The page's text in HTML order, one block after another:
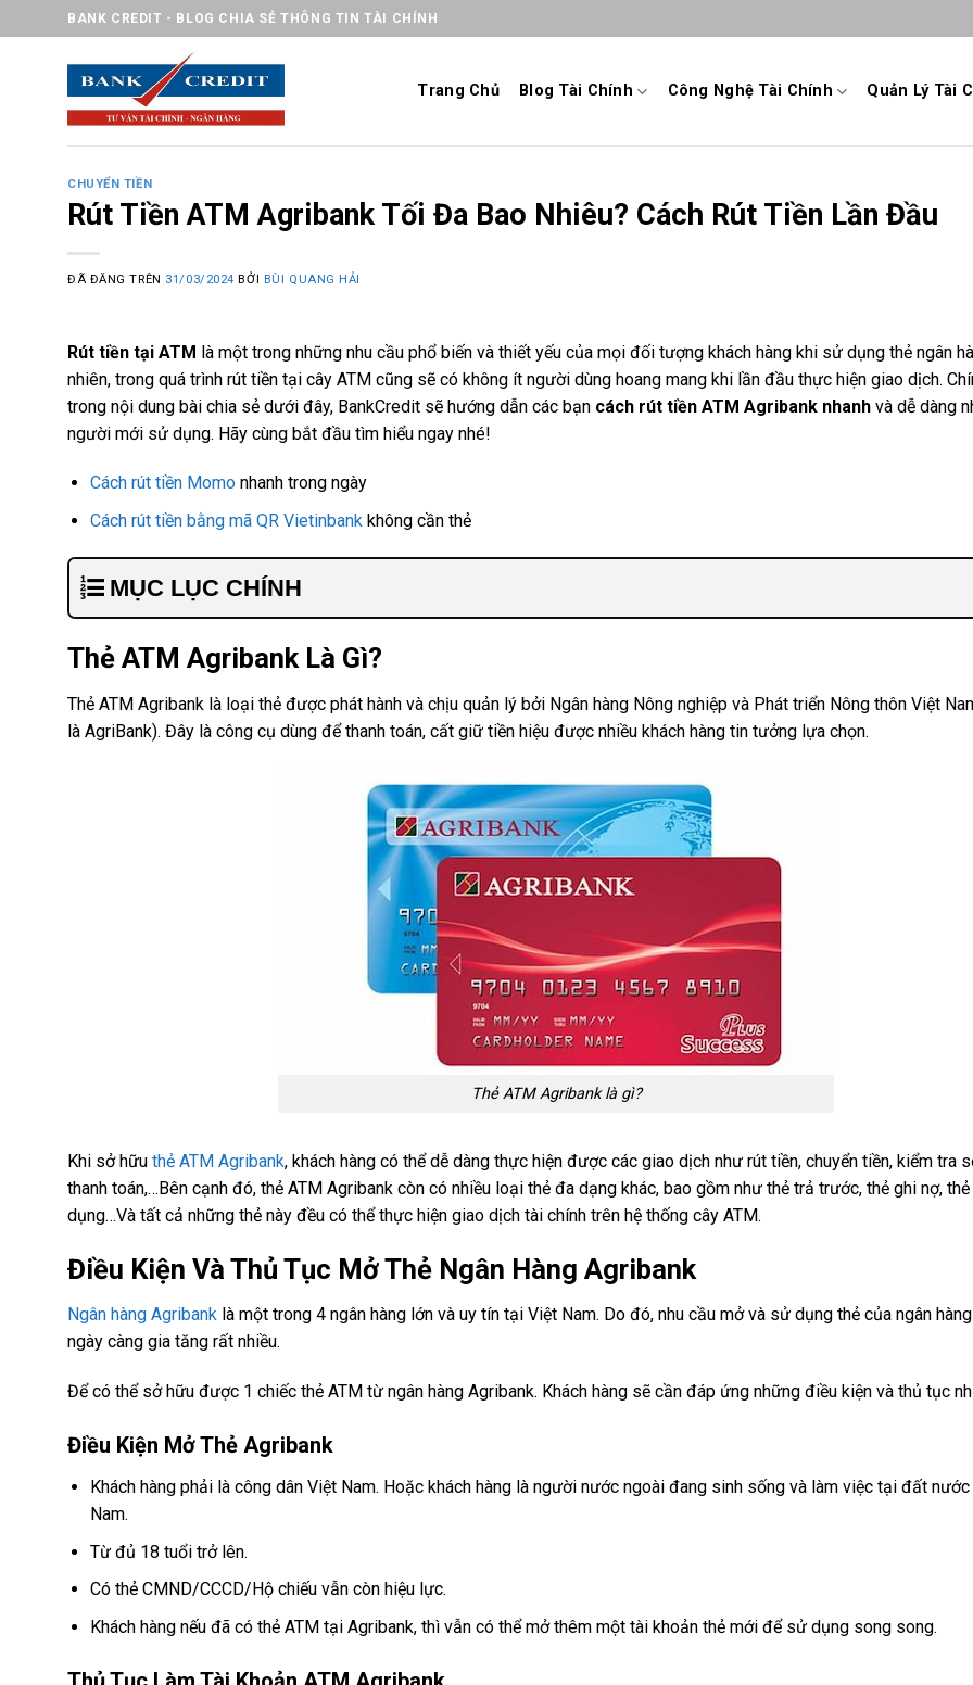
đến
BANK CREDIT - BLOG CHIA SẺ THÔNG TIN TÀI CHÍNH
Trang Chủ Blog Tài Chính Công Nghệ Tài Chính Quản Lý Tài
CHUYỂN TIỀN
Rút Tiền ATM Agribank Tối Đa Bao Nhiêu? Cách Rút Tiền Lần Đầu
ĐÃ ĐĂNG TRÊN 31/03/2024 BỞI BÙI QUANG HẢI
Rút tiền tại ATM là một trong những nhu cầu phổ biến và thiết yếu của mọi đối tượng khách hàng khi sử dụng thẻ ngân
nhiên, trong quá trình rút tiền tại cây ATM cũng sẽ có không ít người dùng hoang mang khi lần đầu thực hiện giao dịch.
trong nội dung bài chia sẻ dưới đây, BankCredit sẽ hướng dẫn các bạn cách rút tiền ATM Agribank nhanh và dễ dàng
người mới sử dụng. Hãy cùng bắt đầu tìm hiểu ngay nhé!
Cách rút tiền Momonhanh trong ngày
Cách rút tiền bằng mã QR Vietinbankkhông cần thẻ
MỤC LỤC CHÍNH
Thẻ ATM Agribank Là Gì?
Thẻ ATM Agribank là loại thẻ được phát hành và chịu quản lý bởi Ngân hàng Nông nghiệp và Phát triển Nông thôn Việt
là AgriBank). Đây là công cụ dùng để thanh toán, cất giữ tiền hiệu được nhiều khách hàng tin tưởng lựa chọn.
Thẻ ATM Agribank là gì?
Khi sở hữu thẻ ATM Agribank, khách hàng có thể dễ dàng thực hiện được các giao dịch như rút tiền, chuyển tiền, kiểm tra
thanh toán,…Bên cạnh đó, thẻ ATM Agribank còn có nhiều loại thẻ đa dạng khác, bao gồm như thẻ trả trước, thẻ ghi nợ,
dụng…Và tất cả những thẻ này đều có thể thực hiện giao dịch tài chính trên hệ thống cây ATM.
Điều Kiện Và Thủ Tục Mở Thẻ Ngân Hàng Agribank
Ngân hàng Agribank là một trong 4 ngân hàng lớn và uy tín tại Việt Nam. Do đó, nhu cầu mở và sử dụng thẻ của ngân
ngày càng gia tăng rất nhiều.
Để có thể sở hữu được 1 chiếc thẻ ATM từ ngân hàng Agribank. Khách hàng sẽ cần đáp ứng những điều kiện và thủ tục
Điều Kiện Mở Thẻ Agribank
Khách hàng phải là công dân Việt Nam. Hoặc khách hàng là người nước ngoài đang sinh sống và làm việc tại đất
Nam.
Từ đủ 18 tuổi trở lên.
Có thẻ CMND/CCCD/Hộ chiếu vẫn còn hiệu lực.
Khách hàng nếu đã có thẻ ATM tại Agribank, thì vẫn có thể mở thêm một tài khoản thẻ mới để sử dụng song song.